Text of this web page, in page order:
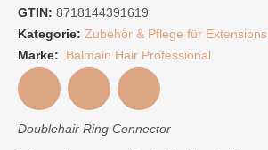
GTIN: 8718144391619
Kategorie: Zubehör & Pflege für Extensions
Marke:
Balmain Hair Professional
Doublehair Ring Connector